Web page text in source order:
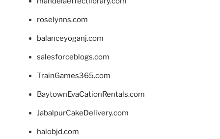
roselynns.com
balanceyoganj.com
salesforceblogs.com
TrainGames365.com
BaytownEvaCationRentals.com
JabalpurCakeDelivery.com
halobjd.com